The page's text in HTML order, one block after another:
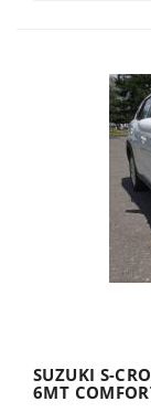
SUZUKI S-
6MT